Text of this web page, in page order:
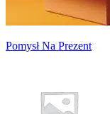
Pomysł Na Prezent